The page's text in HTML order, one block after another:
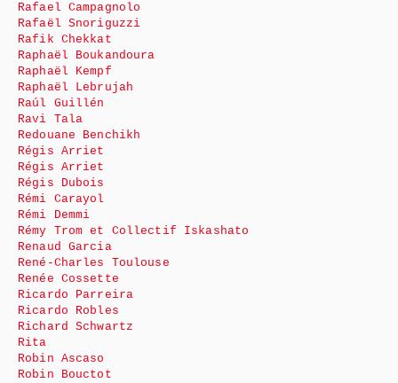
Rafael Campagnolo
Rafaël Snoriguzzi
Rafik Chekkat
Raphaël Boukandoura
Raphaël Kempf
Raphaël Lebrujah
Raúl Guillén
Ravi Tala
Redouane Benchikh
Régis Arriet
Régis Arriet
Régis Dubois
Rémi Carayol
Rémi Demmi
Rémy Trom et Collectif Iskashato
Renaud Garcia
René-Charles Toulouse
Renée Cossette
Ricardo Parreira
Ricardo Robles
Richard Schwartz
Rita
Robin Ascaso
Robin Bouctot